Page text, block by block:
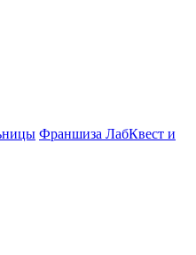
Франшиза ЛабКвест и